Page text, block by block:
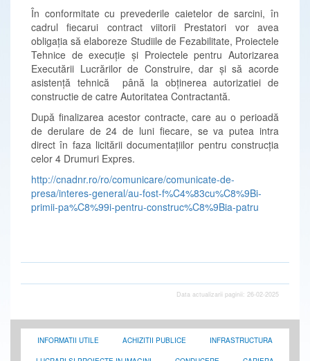
În conformitate cu prevederile caietelor de sarcini, în
cadrul fiecarui contract viitorii Prestatori vor avea
obligația să elaboreze Studiile de Fezabilitate, Proiectele
Tehnice de execuție și Proiectele pentru Autorizarea
Executării Lucrărilor de Construire, dar și să acorde
asistență tehnică până la obținerea autorizatiei de
constructie de catre Autoritatea Contractantă.
După finalizarea acestor contracte, care au o perioadă
de derulare de 24 de luni fiecare, se va putea intra
direct în faza licitării documentațiilor pentru construcția
celor 4 Drumuri Expres.
http://cnadnr.ro/ro/comunicare/comunicate-de-
presa/interes-general/au-fost-f%C4%83cu%C8%9Bi-
primii-pa%C8%99i-pentru-construc%C8%9Bia-patru
Data actualizarii paginii: 26-02-2025
INFORMATII UTILE ACHIZITII PUBLICE INFRASTRUCTURA